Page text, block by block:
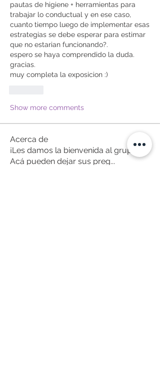
pautas de higiene + herramientas para
trabajar lo conductual y en ese caso,
cuanto tiempo luego de implementar esas
estrategias se debe esperar para estimar
que no estarian funcionando?.
espero se haya comprendido la duda.
gracias.
muy completa la exposicion :)
Show more comments
Acerca de
¡Les damos la bienvenida al grupo!
Acá pueden dejar sus preg...